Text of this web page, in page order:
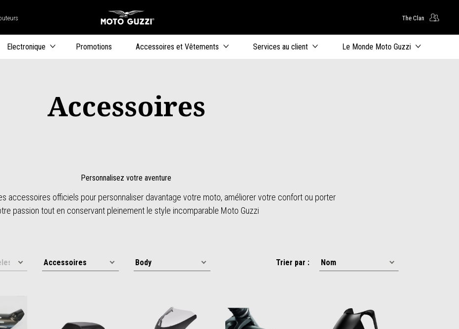
The Clan
Electronique Promotions Accessoires et Vêtements Services au client Le Monde Moto Guzzi
Accessoires
Personnalisez votre aventure
accessoires officiels pour personnaliser davantage votre moto, améliorer votre confort ou porter
passion tout en conservant pleinement le style incomparable Moto Guzzi
Trier par :